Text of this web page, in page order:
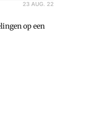
23 AUG. 22
op een